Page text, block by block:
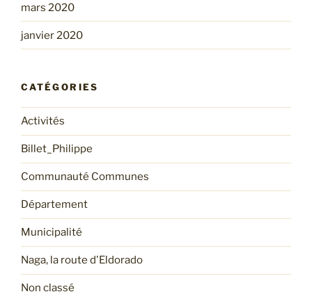
mars 2020
janvier 2020
CATÉGORIES
Activités
Billet_Philippe
Communauté Communes
Département
Municipalité
Naga, la route d'Eldorado
Non classé